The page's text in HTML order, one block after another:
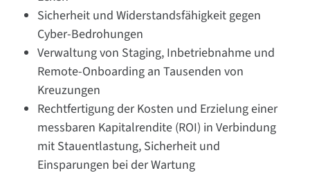
Sicherheit und Widerstandsfähigkeit gegen
Cyber-Bedrohungen
Verwaltung von Staging, Inbetriebnahme und
Remote-Onboarding an Tausenden von
Kreuzungen
Rechtfertigung der Kosten und Erzielung einer
messbaren Kapitalrendite (ROI) in Verbindung
mit Stauentlastung, Sicherheit und
Einsparungen bei der Wartung